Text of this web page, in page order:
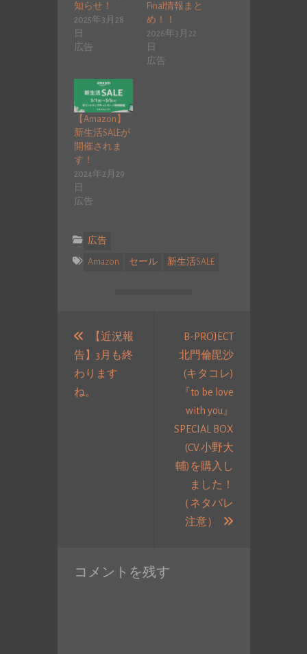
知らせ！
2025年3月28
日
広告
Final情報まと
め！！
2026年3月22
日
広告
【Amazon】
新生活SALEが
開催されま
す！
2024年2月29
日
広告
広告
Amazon セール 新生活SALE
【近況報
告】3月も終
わります
ね。
B-PROJECT
北門倫毘沙
(キタコレ)
『to be love
with you』
SPECIAL BOX
(CV.小野大
輔)を購入し
ました！
（ネタバレ
注意）
次
コメントを残す